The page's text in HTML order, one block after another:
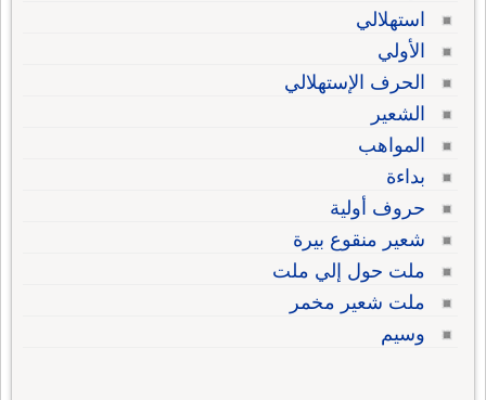
استهلالي
الأولي
الحرف الإستهلالي
الشعير
المواهب
بداءة
حروف أولية
شعير منقوع بيرة
ملت حول إلي ملت
ملت شعير مخمر
وسيم